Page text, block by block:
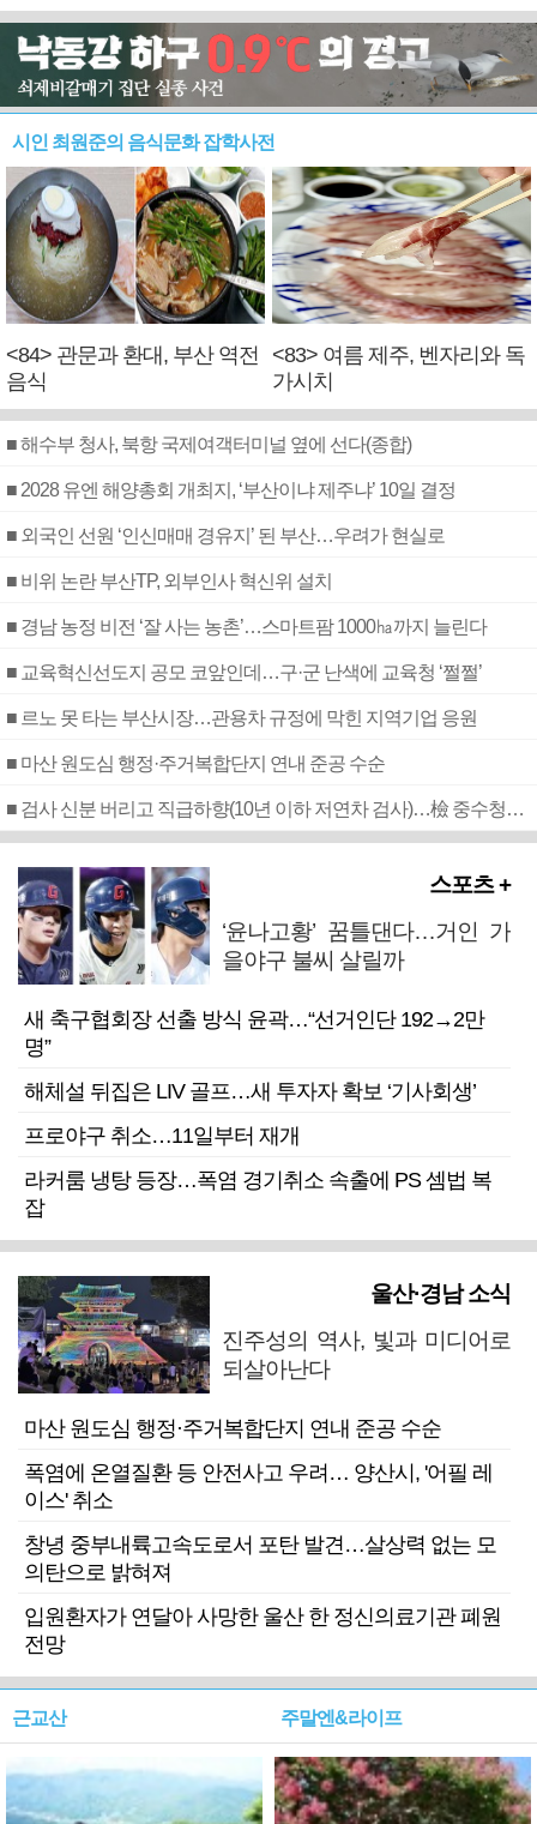
시인 최원준의 음식문화 잡학사전
<84> 관문과 환대, 부산 역전
음식
<83> 여름 제주, 벤자리와 독
가시치
■ 해수부 청사, 북항 국제여객터미널 옆에 선다(종합)
■ 2028 유엔 해양총회 개최지, ‘부산이냐 제주냐’ 10일 결정
■ 외국인 선원 ‘인신매매 경유지’ 된 부산…우려가 현실로
■ 비위 논란 부산TP, 외부인사 혁신위 설치
■ 경남 농정 비전 ‘잘 사는 농촌’…스마트팜 1000㏊까지 늘린다
■ 교육혁신선도지 공모 코앞인데…구·군 난색에 교육청 ‘쩔쩔’
■ 르노 못 타는 부산시장…관용차 규정에 막힌 지역기업 응원
■ 마산 원도심 행정·주거복합단지 연내 준공 수순
■ 검사 신분 버리고 직급하향(10년 이하 저연차 검사)…檢 중수청행 기피
스포츠 +
‘윤나고황’ 꿈틀댄다…거인 가
을야구 불씨 살릴까
새 축구협회장 선출 방식 윤곽…“선거인단 192→2만
명”
해체설 뒤집은 LIV 골프…새 투자자 확보 ‘기사회생’
프로야구 취소…11일부터 재개
라커룸 냉탕 등장…폭염 경기취소 속출에 PS 셈법 복
잡
울산·경남 소식
진주성의 역사, 빛과 미디어로
되살아난다
마산 원도심 행정·주거복합단지 연내 준공 수순
폭염에 온열질환 등 안전사고 우려… 양산시, '어필 레
이스' 취소
창녕 중부내륙고속도로서 포탄 발견…살상력 없는 모
의탄으로 밝혀져
입원환자가 연달아 사망한 울산 한 정신의료기관 폐원
전망
근교산 주말엔&라이프